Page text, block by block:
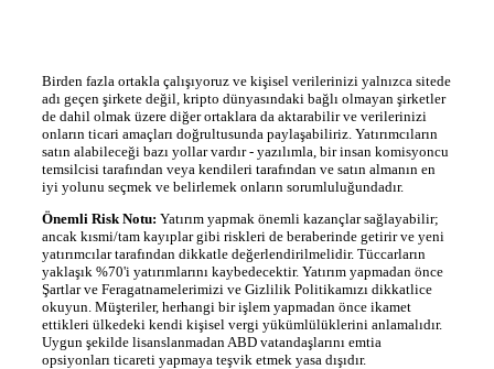
Birden fazla ortakla çalışıyoruz ve kişisel verilerinizi yalnızca sitede
adı geçen şirkete değil, kripto dünyasındaki bağlı olmayan şirketler
de dahil olmak üzere diğer ortaklara da aktarabilir ve verilerinizi
onların ticari amaçları doğrultusunda paylaşabiliriz. Yatırımcıların
satın alabileceği bazı yollar vardır - yazılımla, bir insan komisyoncu
temsilcisi tarafından veya kendileri tarafından ve satın almanın en
iyi yolunu seçmek ve belirlemek onların sorumluluğundadır.
Önemli Risk Notu: Yatırım yapmak önemli kazançlar sağlayabilir;
ancak kısmi/tam kayıplar gibi riskleri de beraberinde getirir ve yeni
yatırımcılar tarafından dikkatle değerlendirilmelidir. Tüccarların
yaklaşık %70'i yatırımlarını kaybedecektir. Yatırım yapmadan önce
Şartlar ve Feragatnamelerimizi ve Gizlilik Politikamızı dikkatlice
okuyun. Müşteriler, herhangi bir işlem yapmadan önce ikamet
ettikleri ülkedeki kendi kişisel vergi yükümlülüklerini anlamalıdır.
Uygun şekilde lisanslanmadan ABD vatandaşlarını emtia
opsiyonları ticareti yapmaya teşvik etmek yasa dışıdır.